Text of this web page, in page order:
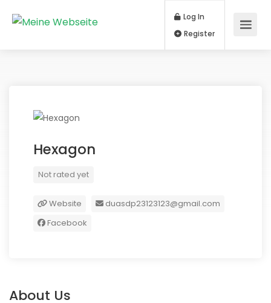
Log In
Hexagon
Not rated yet
Website
duasdp23123123@gmail.com
Facebook
About Us